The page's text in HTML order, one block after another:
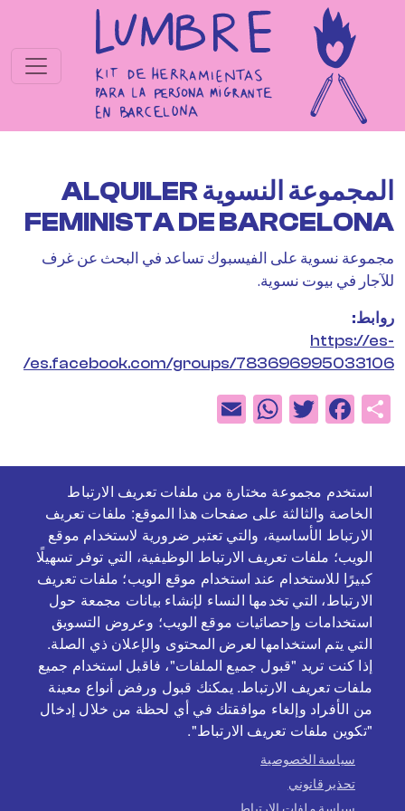
تجاوز إلى المحتوى الرئيسي
المجموعة النسوية ALQUILER
FEMINISTA DE BARCELONA
مجموعة نسوية على الفيسبوك تساعد في البحث عن غرف
للآجار في بيوت نسوية.
روابط
https://es-
es.facebook.com/groups/783696995033106/
Share
Facebook
Twitter
WhatsApp
بالتعاون و بدعم من
استخدم مجموعة مختارة من ملفات تعريف الارتباط
الخاصة والثالثة على صفحات هذا الموقع: ملفات تعريف
الارتباط الأساسية، والتي تعتبر ضرورية لاستخدام موقع
الويب؛ ملفات تعريف الارتباط الوظيفية، التي توفر تسهيلًا
كبيرًا للاستخدام عند استخدام موقع الويب؛ ملفات تعريف
الارتباط، التي تخدمها النساء لإنشاء بيانات مجمعة حول
استخدامات وإحصائيات موقع الويب؛ وعروض التسويق
التي يتم استخدامها لعرض المحتوى والإعلان ذي الصلة.
إذا كنت تريد "قبول جميع الملفات"، فاقبل استخدام جميع
ملفات تعريف الارتباط. يمكنك قبول ورفض أنواع معينة
من الأفراد وإلغاء موافقتك في أي لحظة من خلال إدخال
"تكوين ملفات تعريف الارتباط".
سياسة الخصوصية
تحذير قانوني